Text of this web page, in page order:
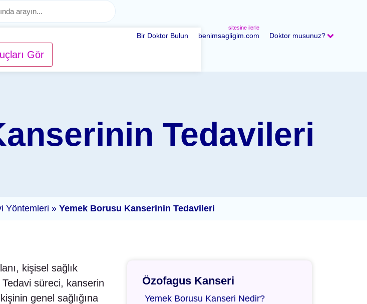
Gör
Bir Doktor Bulun benimsagligim.com
sitesine ilerle
Doktor musunuz?
Tedavileri
Yöntemleri » Yemek Borusu Kanserinin Tedavileri
kişisel sağlık
süreci, kanserin
genel sağlığına
Özofagus Kanseri
Yemek Borusu Kanseri Nedir?